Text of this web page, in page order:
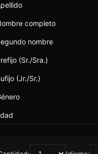
completo
nombre
(Sr./Sra.)
(Jr./Sr.)
SSN